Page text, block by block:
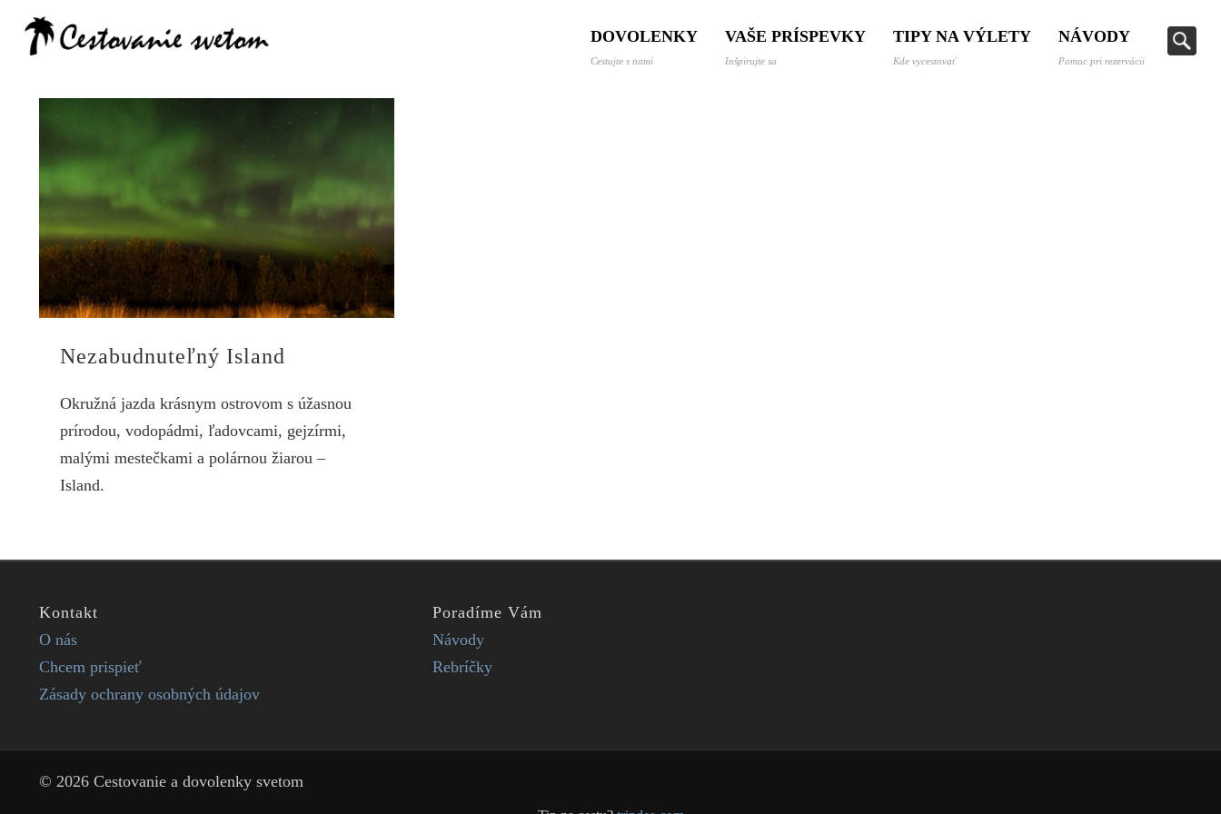
DOVOLENKY
Cestujte s nami
VAŠE PRÍSPEVKY
Inšpirujte sa
TIPY NA VÝLETY
Kde vycestovať
NÁVODY
Pomoc pri rezervácii
Nezabudnuteľný Island
Okružná jazda krásnym ostrovom s úžasnou
prírodou, vodopádmi, ľadovcami, gejzírmi,
malými mestečkami a polárnou žiarou –
Island.
Kontakt
O nás
Chcem prispieť
Zásady ochrany osobných údajov
Poradíme Vám
Návody
Rebríčky
© 2026 Cestovanie a dovolenky svetom